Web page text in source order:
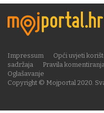
Copyright © Mojportal 2020.
Impressum Opći uvjeti
sadržaja
Pravila
Oglašavanje